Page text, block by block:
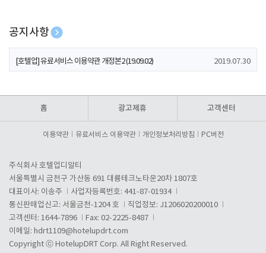
공지사항
[호텔업] 개인정보 처리방침 개정본1 (19.09.02)
[호텔업] 유료서비스 이용약관 개정본2 (19.09.02) 2019.07.30
홈 광고제휴 고객센터
이용약관 유료서비스 이용약관 개인정보처리방침 PC버전
주식회사 호텔업디알티
서울특별시 금천구 가산동 691 대륭테크노타운20차 1807호
대표이사: 이송주
사업자등록번호: 441-87-01934
통신판매업신고: 서울금천-1204 호
직업정보: J1206020200010
고객센터: 1644-7896
Fax: 02-2225-8487
이메일: hdrt1109@hotelupdrt.com
Copyright ⓒ HotelupDRT Corp. All Right Reserved.